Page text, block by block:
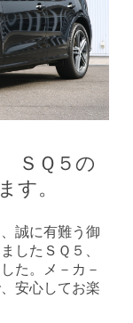
ＳＱ５の
す。
誠に有難う御
したＳＱ５、
た。メ－カ－
安心してお楽